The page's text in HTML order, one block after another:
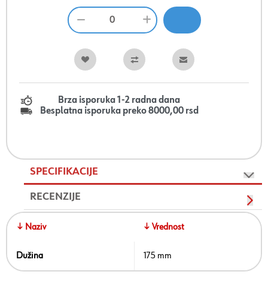
Brza isporuka 1-2 radna dana
Besplatna isporuka preko 8000,00 rsd
SPECIFIKACIJE
RECENZIJE
↓ Naziv ↓ Vrednost
Dužina 175 mm